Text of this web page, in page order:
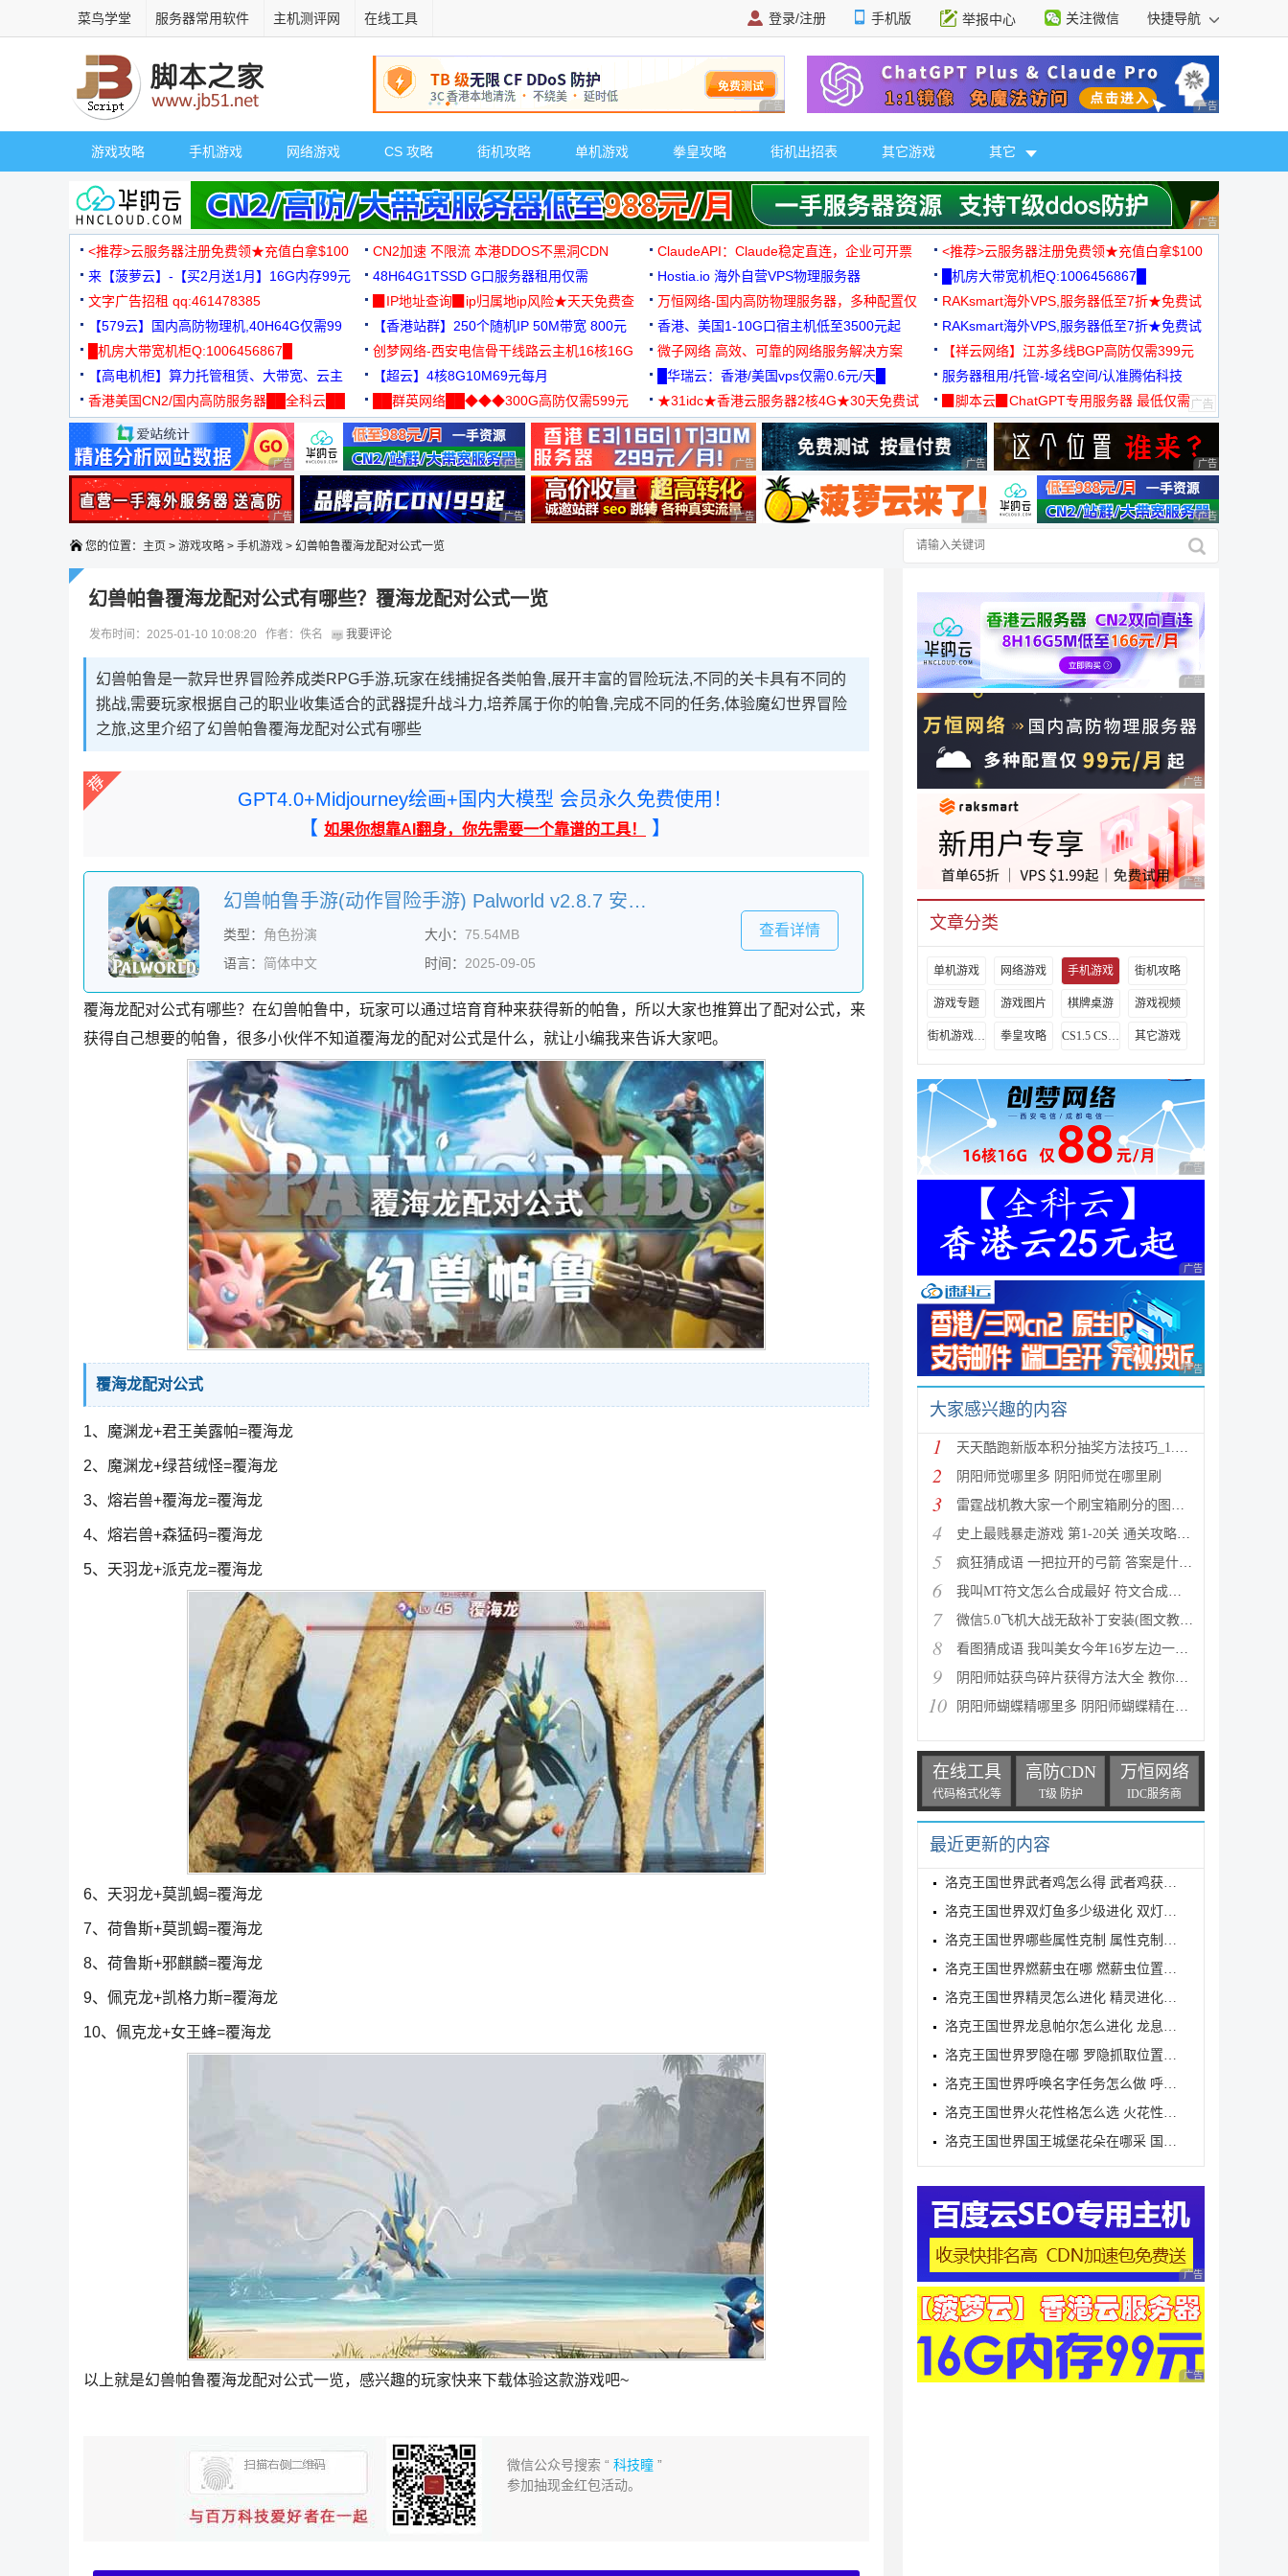
菜鸟学堂 服务器常用软件 主机测评网 在线工具 登录/注册 手机版 举报中心 关注微信 快捷导航
广告 商业广告，理性选择 广告 商业广告，理
游戏攻略 手机游戏 网络游戏 CS 攻略 街机攻略 单机游戏 拳皇攻略 街机出招表 其它游戏 其它
广告 商业广告，理
<推荐>云服务器注册免费领★充值白拿$100 CN2加速 不限流 本港DDOS不黑洞CDN ClaudeAPI：Claude稳定直连，企业可开票
<推荐>云服务器注册免费领★充值白拿$100
来【菠萝云】-【买2月送1月】16G内存99元
48H64G1TSSD G口服务器租用仅需
3000+可免费测试
Hostia.io 海外自营VPS物理服务器
█机房大带宽机柜Q:1006456867█
文字广告招租 qq:461478385
▉IP地址查询▉ip归属地ip风险★天天免费查
万恒网络-国内高防物理服务器，多种配置仅
99元/月起
RAKsmart海外VPS,服务器低至7折★免费试
用★
【579云】国内高防物理机,40H64G仅需99
元
【香港站群】250个随机IP 50M带宽 800元 香港、美国1-10G口宿主机低至3500元起
RAKsmart海外VPS,服务器低至7折★免费试
用★
█机房大带宽机柜Q:1006456867█
创梦网络-西安电信骨干线路云主机16核16G
88元/月
微子网络 高效、可靠的网络服务解决方案
【祥云网络】江苏多线BGP高防仅需399元
【高电机柜】算力托管租赁、大带宽、云主
机
【超云】4核8G10M69元每月 █华瑞云：香港/美国vps仅需0.6元/天█
服务器租用/托管-域名空间/认准腾佑科技
香港美国CN2/国内高防服务器██全科云██
██群英网络██◆◆◆300G高防仅需599元
◆◆◆
★31idc★香港云服务器2核4G★30天免费试
用◆
▉脚本云▉ChatGPT专用服务器 最低仅需
19元/月
广告 商业广告，理性选择 广告 商业广告，理性选择 广告 商业广告，理性选择 广告 商业广告，理性选择 广告 商业广告，理
广告 商业广告，理性选择 广告 商业广告，理性选择 广告 商业广告，理性选择 广告 商业广告，理性选择 广告 商业广告，理
您的位置： 主页 > 游戏攻略 > 手机游戏 > 幻兽帕鲁覆海龙配对公式一览
幻兽帕鲁覆海龙配对公式有哪些？覆海龙配对公式一览
发布时间：2025-01-10 10:08:20 作者：佚名 我要评论
幻兽帕鲁是一款异世界冒险养成类RPG手游,玩家在线捕捉各类帕鲁,展开丰富的冒险玩法,不同的关卡具有不同的
挑战,需要玩家根据自己的职业收集适合的武器提升战斗力,培养属于你的帕鲁,完成不同的任务,体验魔幻世界冒险
之旅,这里介绍了幻兽帕鲁覆海龙配对公式有哪些
GPT4.0+Midjourney绘画+国内大模型 会员永久免费使用！
【 如果你想靠AI翻身，你先需要一个靠谱的工具！ 】
幻兽帕鲁手游(动作冒险手游) Palworld v2.8.7 安卓版
类型： 角色扮演 大小： 75.54MB
语言： 简体中文 时间： 2025-09-05
查看详情
覆海龙配对公式有哪些？在幻兽帕鲁中，玩家可以通过培育育种来获得新的帕鲁，所以大家也推算出了配对公式，来
获得自己想要的帕鲁，很多小伙伴不知道覆海龙的配对公式是什么，就让小编我来告诉大家吧。
覆海龙配对公式
1、魔渊龙+君王美露帕=覆海龙
2、魔渊龙+绿苔绒怪=覆海龙
3、熔岩兽+覆海龙=覆海龙
4、熔岩兽+森猛码=覆海龙
5、天羽龙+派克龙=覆海龙
6、天羽龙+莫凯蝎=覆海龙
7、荷鲁斯+莫凯蝎=覆海龙
8、荷鲁斯+邪麒麟=覆海龙
9、佩克龙+凯格力斯=覆海龙
10、佩克龙+女王蜂=覆海龙
以上就是幻兽帕鲁覆海龙配对公式一览，感兴趣的玩家快来下载体验这款游戏吧~
微信公众号搜索 “科技瞳 ”
参加抽现金红包活动。
广告 商业广告，理性
广告 商业广告，理性
广告 商业广告，理性
文章分类
单机游戏 网络游戏 手机游戏 街机攻略
游戏专题 游戏图片 棋牌桌游 游戏视频
街机游戏出招表 拳皇攻略 CS1.5 CS1.6攻略 其它游戏
广告 商业广告，理性
广告 商业广告，理性
广告 商业广告，理性
大家感兴趣的内容
1 天天酷跑新版本积分抽奖方法技巧_1.0.8.0版新人物新坐
2 阴阳师觉哪里多 阴阳师觉在哪里刷
3 雷霆战机教大家一个刷宝箱刷分的图文教程
4 史上最贱暴走游戏 第1-20关 通关攻略(图文详解)
5 疯狂猜成语 一把拉开的弓箭 答案是什么成语
6 我叫MT符文怎么合成最好 符文合成攻略推荐
7 微信5.0飞机大战无敌补丁安装(图文教程) 高分攻略
8 看图猜成语 我叫美女今年16岁左边一个女人 答案是什么
9 阴阳师姑获鸟碎片获得方法大全 教你如何快速获得姑获
10 阴阳师蝴蝶精哪里多 阴阳师蝴蝶精在哪里刷
在线工具
代码格式化等
高防CDN
T级 防护
万恒网络
IDC服务商
最近更新的内容
洛克王国世界武者鸡怎么得 武者鸡获得方式
洛克王国世界双灯鱼多少级进化 双灯鱼进化等级介绍
洛克王国世界哪些属性克制 属性克制表分享
洛克王国世界燃薪虫在哪 燃薪虫位置详解
洛克王国世界精灵怎么进化 精灵进化方式
洛克王国世界龙息帕尔怎么进化 龙息帕尔进化介绍
洛克王国世界罗隐在哪 罗隐抓取位置分享
洛克王国世界呼唤名字任务怎么做 呼唤名字任务完成方
洛克王国世界火花性格怎么选 火花性格推荐
洛克王国世界国王城堡花朵在哪采 国王城堡全花朵采集
广告 商业广告，理性
广告 商业广告，理性